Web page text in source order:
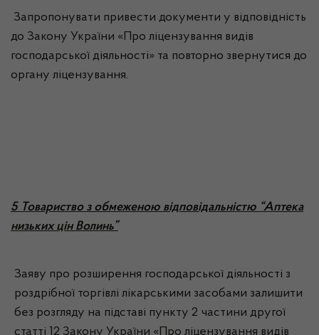
Запропонувати привести документи у відповідність
до Закону України «Про ліцензування видів
господарської діяльності» та повторно звернутися до
органу ліцензування.
5 Товариство з обмеженою відповідальністю “Аптека
низьких цін Волинь”
Заяву про розширення господарської діяльності з
роздрібної торгівлі лікарськими засобами залишити
без розгляду на підставі пункту 2 частини другої
статті 12 Закону України «Про ліцензування видів